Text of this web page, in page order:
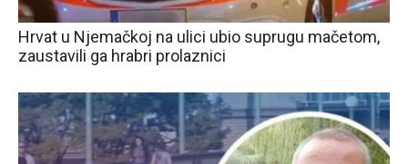
Hrvat u Njemačkoj na ulici ubio suprugu mačetom,
zaustavili ga hrabri prolaznici